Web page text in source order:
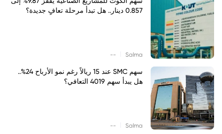
0.857 دينار.. هل تبدأ مرحلة تعافٍ جديدة؟
Salma
--
سهم SMC عند 15 ريالاً رغم نمو الأرباح 24%..
هل يبدأ سهم 4019 التعافي؟
Salma
--